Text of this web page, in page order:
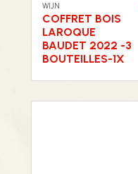
WIJN
COFFRET BOIS
LAROQUE
BAUDET 2022 -3
BOUTEILLES-1X